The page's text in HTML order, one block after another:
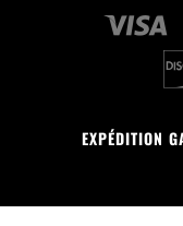
EXPÉDITION